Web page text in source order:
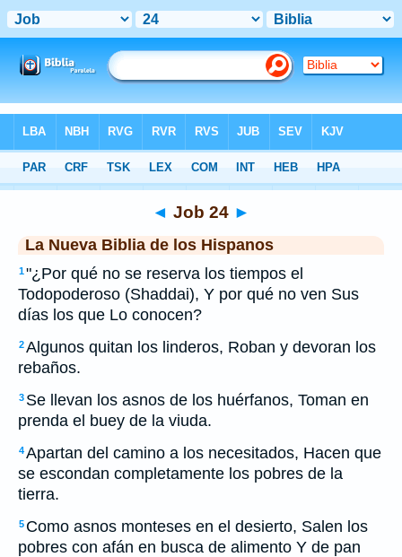
>NBLH > Job 24
◄ Job 24 ►
La Nueva Biblia de los Hispanos
1"¿Por qué no se reserva los tiempos el
Todopoderoso (Shaddai), Y por qué no ven Sus
días los que Lo conocen?
2Algunos quitan los linderos, Roban y devoran los
rebaños.
3 Se llevan los asnos de los huérfanos, Toman en
prenda el buey de la viuda.
4Apartan del camino a los necesitados, Hacen que
se escondan completamente los pobres de la
tierra.
5 Como asnos monteses en el desierto, Salen los
pobres con afán en busca de alimento Y de pan